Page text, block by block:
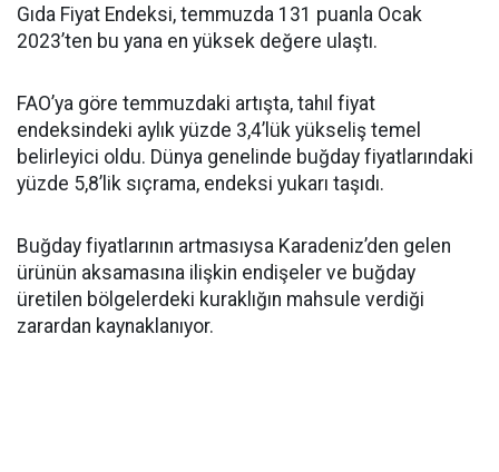
Gıda Fiyat Endeksi, temmuzda 131 puanla Ocak
2023’ten bu yana en yüksek değere ulaştı.
FAO’ya göre temmuzdaki artışta, tahıl fiyat
endeksindeki aylık yüzde 3,4’lük yükseliş temel
belirleyici oldu. Dünya genelinde buğday fiyatlarındaki
yüzde 5,8’lik sıçrama, endeksi yukarı taşıdı.
Buğday fiyatlarının artmasıysa Karadeniz’den gelen
ürünün aksamasına ilişkin endişeler ve buğday
üretilen bölgelerdeki kuraklığın mahsule verdiği
zarardan kaynaklanıyor.